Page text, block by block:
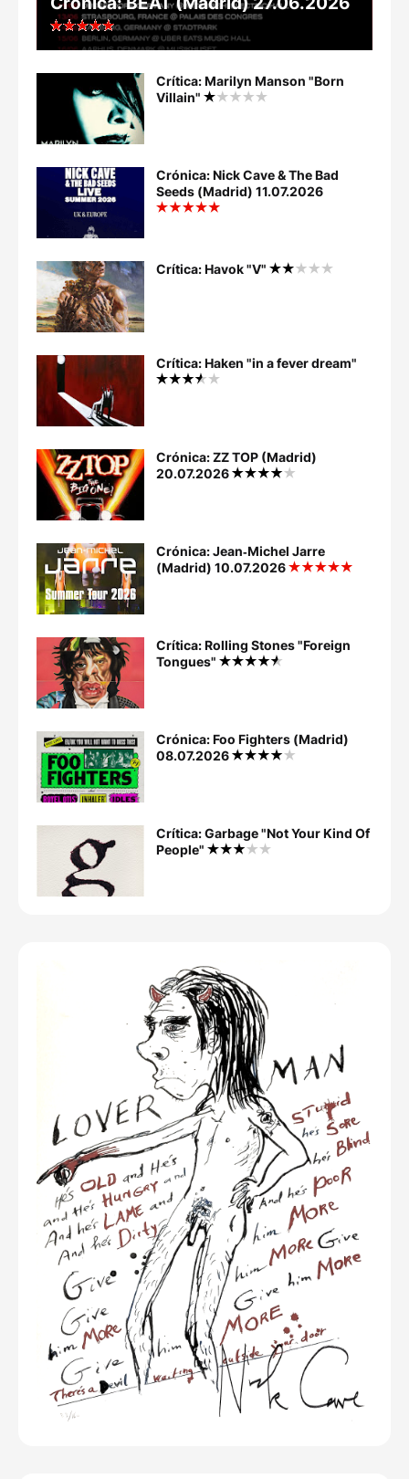
Crítica: Marilyn Manson "Born
Villain"
Crónica: Nick Cave & The Bad
Seeds (Madrid) 11.07.2026
Crítica: Havok "V"
Crítica: Haken "in a fever dream"
Crónica: ZZ TOP (Madrid)
20.07.2026
Crónica: Jean‐Michel Jarre
(Madrid) 10.07.2026
Crítica: Rolling Stones "Foreign
Tongues"
Crónica: Foo Fighters (Madrid)
08.07.2026
Crítica: Garbage "Not Your Kind Of
People"